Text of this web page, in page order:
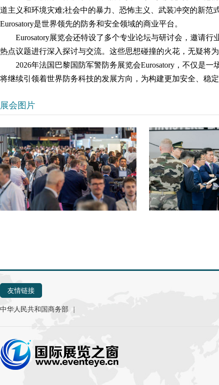
道主义和环境灾难;社会中的暴力、恐怖主义、武装冲突的新范
Eurosatory是世界领先的防务和安全领域的商业平台。
Eurosatory展览会还特设了多个专业论坛与研讨会，邀请
热点议题进行深入探讨与交流。这些思想碰撞的火花，无疑将
2026年法国巴黎国防军警防务展览会Eurosatory，不仅是
将继续引领着世界防务科技的发展方向，为构建更加安全、稳
展会图片
友情链接
中华人民共和国商务部